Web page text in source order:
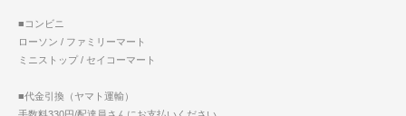
■コンビニ
ローソン / ファミリーマート
ミニストップ / セイコーマート
■代金引換（ヤマト運輸）